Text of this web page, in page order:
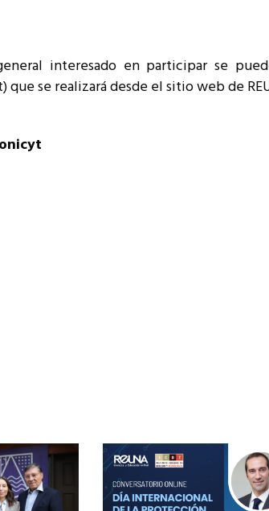
interesado en participar se
se realizará desde el sitio web de